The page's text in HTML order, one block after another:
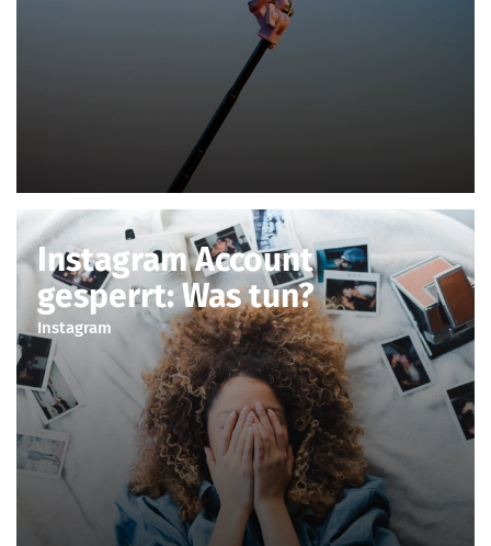
Instagram Account
gesperrt: Was tun?
Instagram